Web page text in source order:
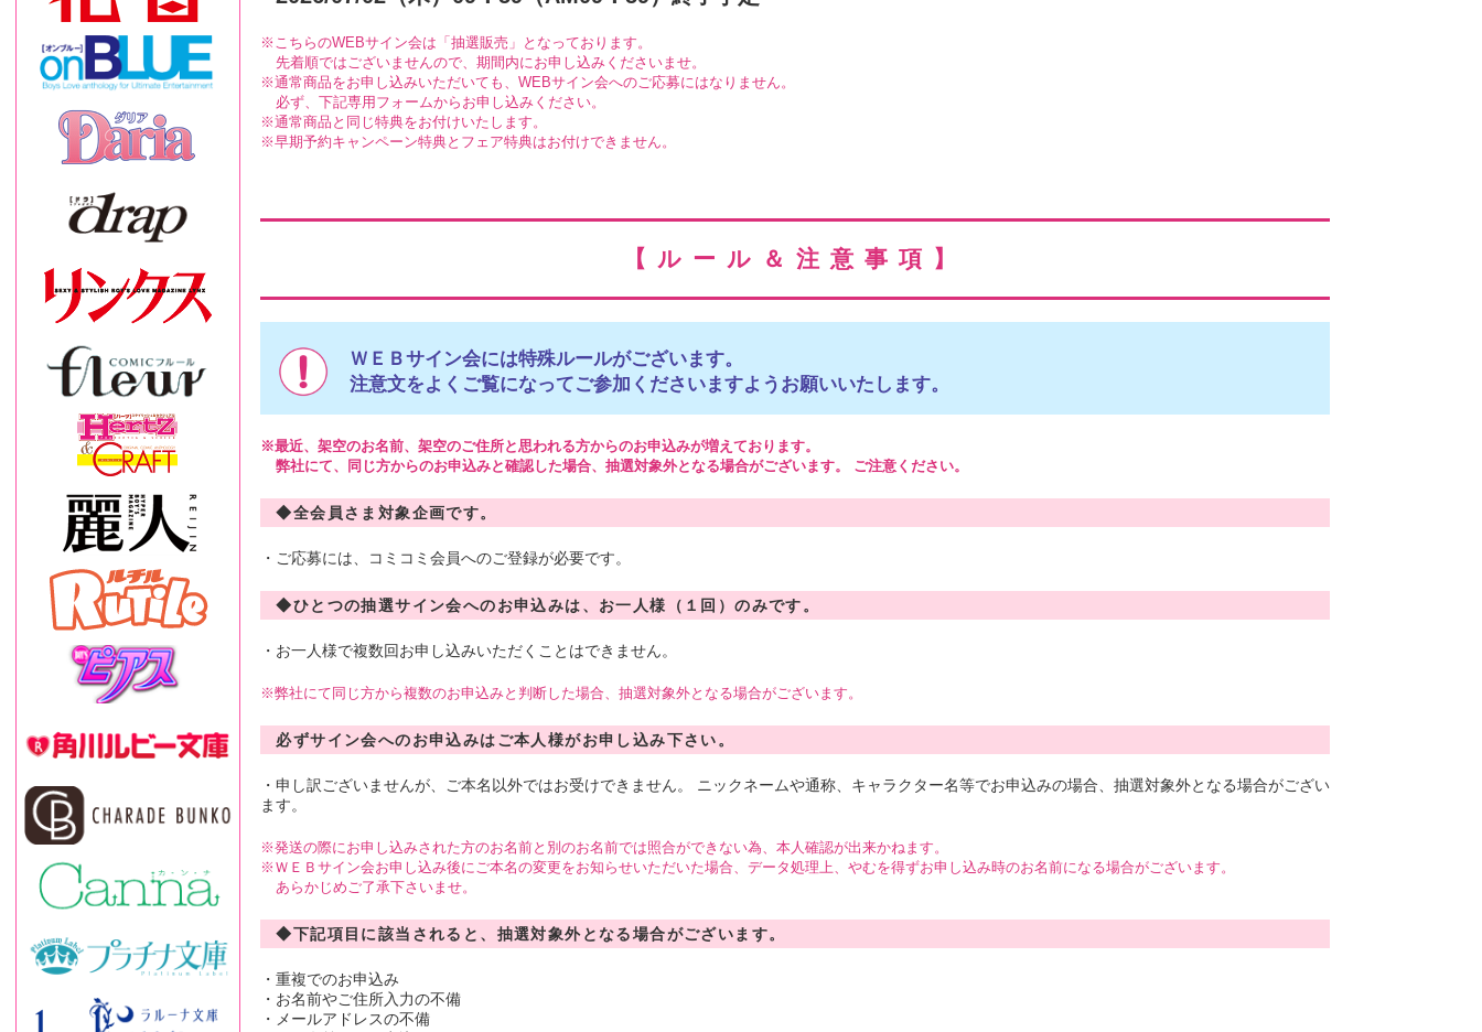
こちらのWEBサイン会は「抽選販売」となっております。
先着順ではございませんので、期間内にお申し込みくださいませ。
通常商品をお申し込みいただいても、WEBサイン会へのご応募にはなりません。
必ず、下記専用フォームからお申し込みください。
通常商品と同じ特典をお付けいたします。
早期予約キャンペーン特典とフェア特典はお付けできません。
【ルール＆注意事項】
ＷＥＢサイン会には特殊ルールがございます。
注意文をよくご覧になってご参加くださいますようお願いいたします。
最近、架空のお名前、架空のご住所と思われる方からのお申込みが増えております。
弊社にて、同じ方からのお申込みと確認した場合、抽選対象外となる場合がございます。 ご注意ください。
◆全会員さま対象企画です。
・ご応募には、コミコミ会員へのご登録が必要です。
◆ひとつの抽選サイン会へのお申込みは、お一人様（１回）のみです。
・お一人様で複数回お申し込みいただくことはできません。
弊社にて同じ方から複数のお申込みと判断した場合、抽選対象外となる場合がございます。
必ずサイン会へのお申込みはご本人様がお申し込み下さい。
・申し訳ございませんが、ご本名以外ではお受けできません。 ニックネームや通称、キャラクター名等でお申込みの場合、抽選対象外となる場合がござい
ます。
発送の際にお申し込みされた方のお名前と別のお名前では照合ができない為、本人確認が出来かねます。
ＷＥＢサイン会お申し込み後にご本名の変更をお知らせいただいた場合、データ処理上、やむを得ずお申し込み時のお名前になる場合がございます。
あらかじめご了承下さいませ。
◆下記項目に該当されると、抽選対象外となる場合がございます。
・重複でのお申込み
・お名前やご住所入力の不備
・メールアドレスの不備